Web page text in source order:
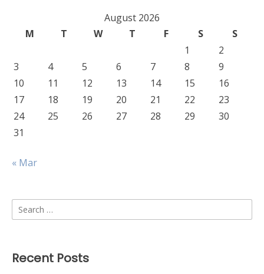
August 2026
M
T W T F S
S
1
2
3
4 5 6 7 8
9
10
11 12 13 14 15
16
17
18 19 20 21 22
23
24
25 26 27 28 29
30
31
« Mar
Search
for:
Recent Posts